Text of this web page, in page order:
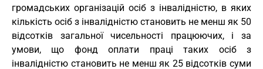
громадських організацій осіб з інвалідністю, в яких
кількість осіб з інвалідністю становить не менш як 50
відсотків загальної чисельності працюючих, і за
умови, що фонд оплати праці таких осіб з
інвалідністю становить не менш як 25 відсотків суми